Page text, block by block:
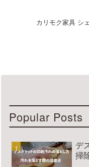
カリモク家具 シ
Popular Posts
デ
掃